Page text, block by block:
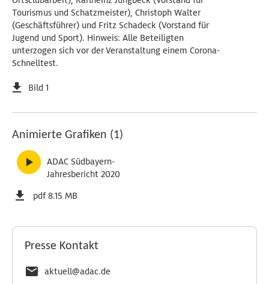
Tourismus und Schatzmeister), Christoph Walter
(Geschäftsführer) und Fritz Schadeck (Vorstand für
Jugend und Sport). Hinweis: Alle Beteiligten
unterzogen sich vor der Veranstaltung einem Corona-
Schnelltest.
Bild 1
Animierte Grafiken (1)
ADAC Südbayern-
Jahresbericht 2020
pdf 8.15 MB
Presse Kontakt
aktuell@adac.de